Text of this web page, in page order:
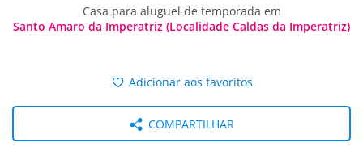
Casa para aluguel de temporada em
Santo Amaro da Imperatriz (Localidade Caldas da Imperatriz)
Adicionar aos favoritos
COMPARTILHAR